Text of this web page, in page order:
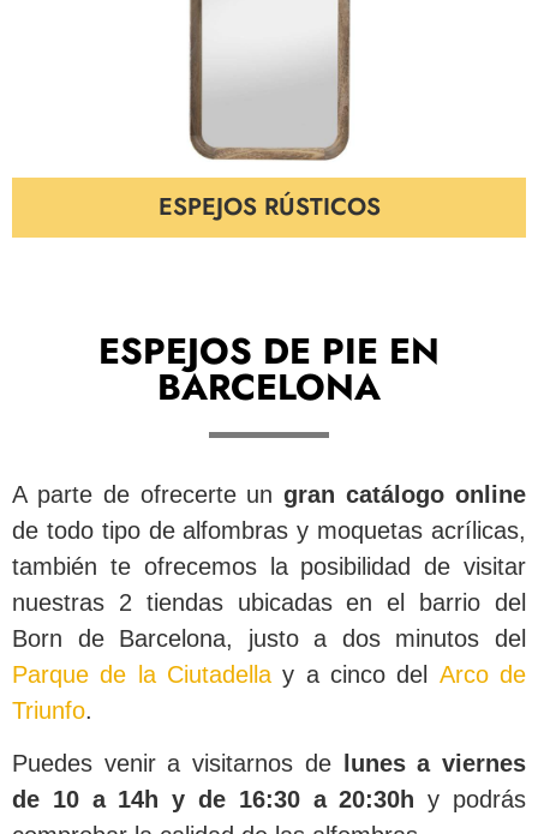
ESPEJOS RÚSTICOS
ESPEJOS DE PIE EN
BARCELONA
A parte de ofrecerte ungran catálogo online
de todo tipo de alfombras y moquetas acrílicas,
también te ofrecemos la posibilidad de visitar
nuestras 2 tiendas ubicadas en el barrio del
Born de Barcelona, justo a dos minutos del
Parque de la Ciutadella y a cinco del Arco de
Triunfo.
Puedes venir a visitarnos de
lunes a viernes
de 10 a 14h y de 16:30 a 20:30hy podrás